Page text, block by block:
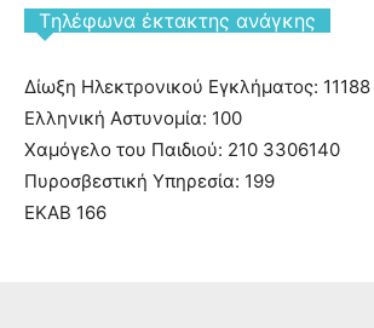
Tηλέφωνα έκτακτης ανάγκης
Δίωξη Ηλεκτρονικού Εγκλήματος: 11188
Ελληνική Αστυνομία: 100
Χαμόγελο του Παιδιού: 210 3306140
Πυροσβεστική Υπηρεσία: 199
ΕΚΑΒ 166